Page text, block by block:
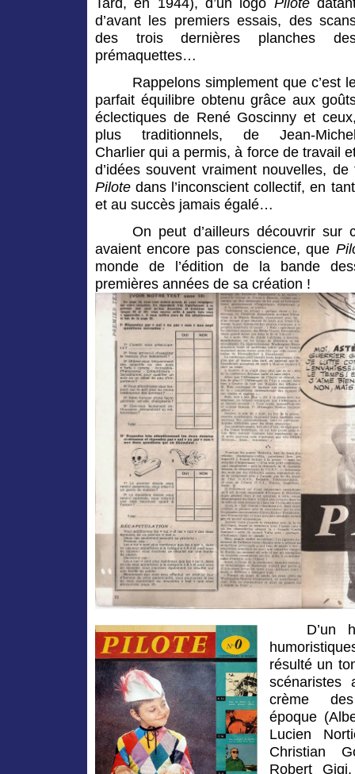
d’avant les premiers essais, des
des trois dernières planches
prémaquettes…
Rappelons simplement que c’est
parfait équilibre obtenu grâce aux
éclectiques de René Goscinny et
plus traditionnels, de Jean-
Charlier qui a permis, à force de travail
d’idées souvent vraiment nouvelles,
Pilotedans l’inconscient collectif, en
et au succès jamais égalé…
On peut d’ailleurs découvrir sur
avaient encore pas conscience, que
monde de l’édition de la bande
premières années de sa création !
D’un
résulté un
scénaristes
crème
époque
Lucien
Christian
Robert